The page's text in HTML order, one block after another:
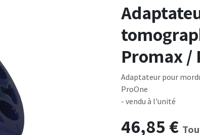
Promax /
Adaptateur pour
ProOne
- vendu à l'unité
46,85 €